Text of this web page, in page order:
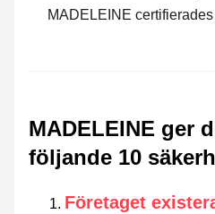
MADELEINE
MADELEINE ger
följande 10
Företaget